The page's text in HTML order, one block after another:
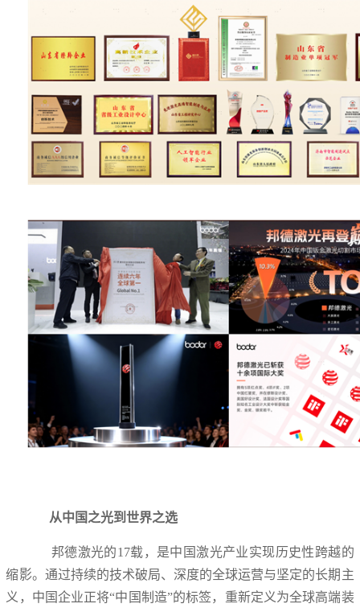
从中国之光到世界之选
邦德激光的17载，是中国激光产业实现历史性跨越的
缩影。通过持续的技术破局、深度的全球运营与坚定的长期主
义，中国企业正将“中国制造”的标签，重新定义为全球高端装